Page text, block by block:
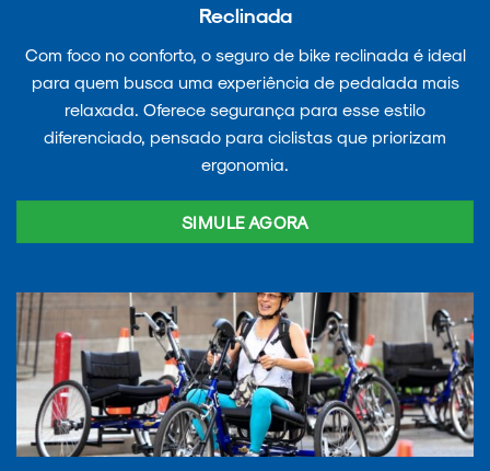
Reclinada
Com foco no conforto, o seguro de bike reclinada é ideal
para quem busca uma experiência de pedalada mais
relaxada. Oferece segurança para esse estilo
diferenciado, pensado para ciclistas que priorizam
ergonomia.
SIMULE AGORA